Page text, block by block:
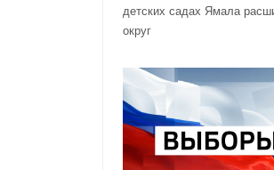
детских садах Ямала
округ